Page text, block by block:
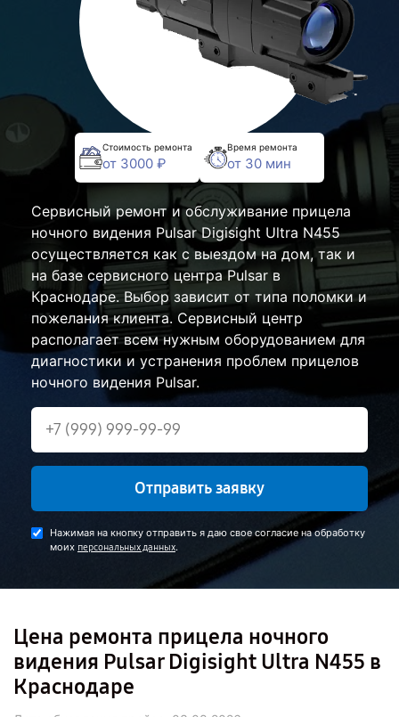
Стоимость ремонта
от 3000 ₽
Время ремонта
от 30 мин
Сервисный ремонт и обслуживание прицела
ночного видения Pulsar Digisight Ultra N455
осуществляется как с выездом на дом, так и
на базе сервисного центра Pulsar в
Краснодаре. Выбор зависит от типа поломки и
пожелания клиента. Сервисный центр
располагает всем нужным оборудованием для
диагностики и устранения проблем прицелов
ночного видения Pulsar.
Отправить заявку
Нажимая на кнопку отправить я даю свое согласие на обработку
моих персональных данных.
Цена ремонта прицела ночного
видения Pulsar Digisight Ultra N455 в
Краснодаре